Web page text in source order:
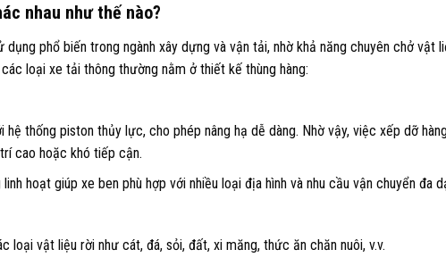
nhau như thế nào?
phổ biến trong ngành xây dựng và vận tải, nhờ khả năng chuyên chở vật
loại xe tải thông thường nằm ở thiết kế thùng hàng:
thống piston thủy lực, cho phép nâng hạ dễ dàng. Nhờ vậy, việc xếp dỡ
cao hoặc khó tiếp cận.
hoạt giúp xe ben phù hợp với nhiều loại địa hình và nhu cầu vận chuyển đa
loại vật liệu rời như cát, đá, sỏi, đất, xi măng, thức ăn chăn nuôi, v.v.